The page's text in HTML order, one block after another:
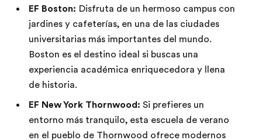
EF Boston: Disfruta de un hermoso campus con
jardines y cafeterías, en una de las ciudades
universitarias más importantes del mundo.
Boston es el destino ideal si buscas una
experiencia académica enriquecedora y llena
de historia.
EF New York Thornwood: Si prefieres un
entorno más tranquilo, esta escuela de verano
en el pueblo de Thornwood ofrece modernos